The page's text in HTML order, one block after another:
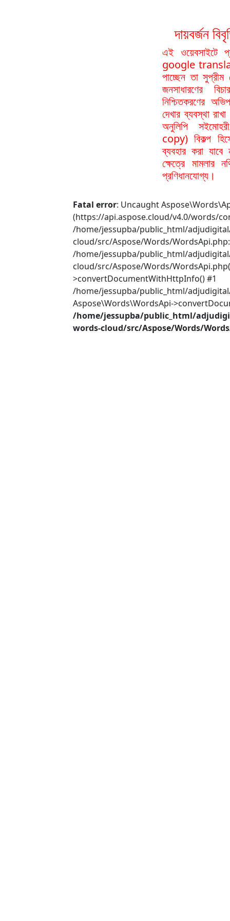
দায়বর্জন
এই ওয়েবসাইটে
google
পাচ্ছেন তা
জনসাধারণের
নিশ্চিতকরণের
দেখার ব্যবস্থা
অনুলিপি
copy) বিকল্প
ব্যবহার করা
ক্ষেত্রে মামলার
প্রণিধানযোগ্য।
Fatal error: Uncaught
(https://api.aspose.cloud/v4.0/words/
/home/jessupba/public_html/
cloud/src/Aspose/Words/
/home/jessupba/public_html/
cloud/src/Aspose/Words/
>convertDocumentWithHttpInfo() #1
/home/jessupba/public_html/
Aspose\Words\WordsApi-
/home/jessupba/public_html/
words-cloud/src/Aspose/Words/